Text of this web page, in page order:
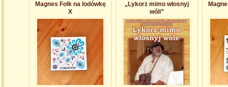
Magnes Folk na lodówkę
X
„Lykorz mimo włosnyj
wóli”